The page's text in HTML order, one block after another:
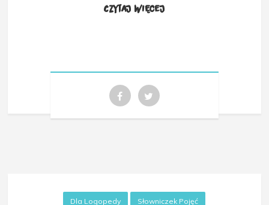
Czytaj więcej
Dla Logopedy Słowniczek Pojęć